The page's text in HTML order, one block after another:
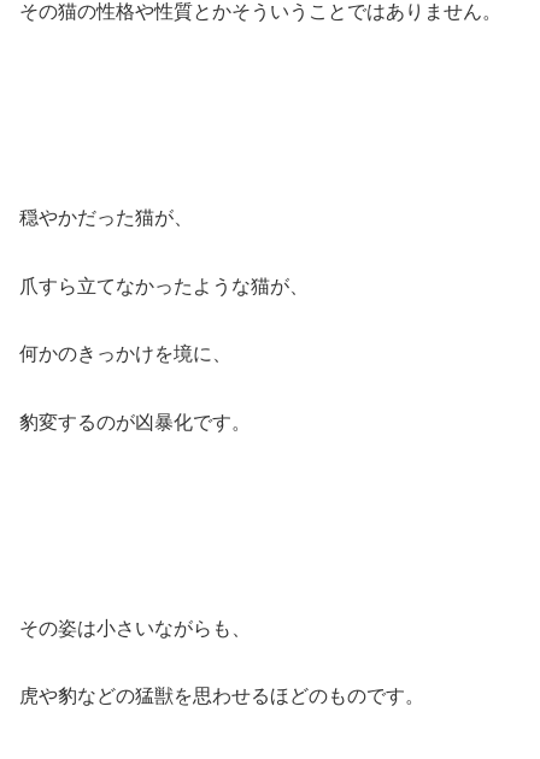
その猫の性格や性質とかそういうことではありません。
穏やかだった猫が、
爪すら立てなかったような猫が、
何かのきっかけを境に、
豹変するのが凶暴化です。
その姿は小さいながらも、
虎や豹などの猛獣を思わせるほどのものです。